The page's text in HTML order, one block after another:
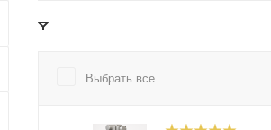
Выбрать все